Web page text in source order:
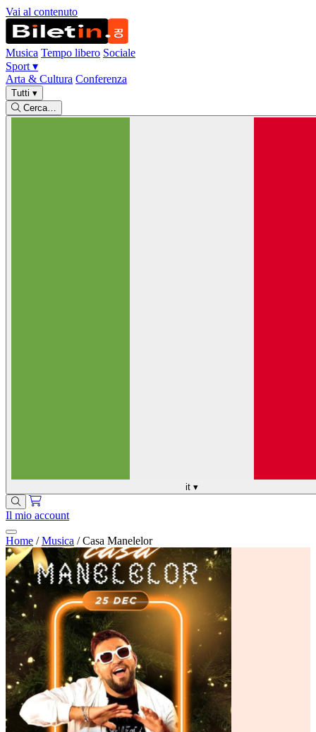
Vai al contenuto
Musica Tempo libero Sociale
Sport ▾
Arta & Cultura Conferenza
Tutti ▾
Cerca…
it ▾
Il mio account
Home / Musica / Casa Manelelor